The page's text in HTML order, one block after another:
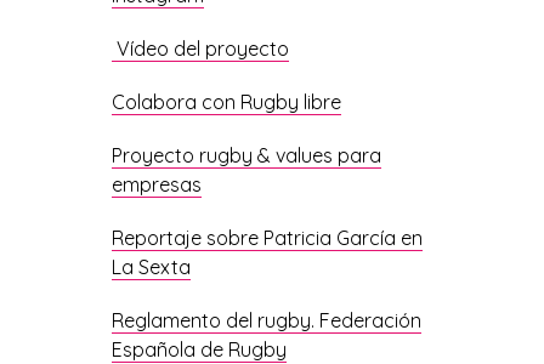
Vídeo del proyecto
Colabora con Rugby libre
Proyecto rugby & values para
empresas
Reportaje sobre Patricia García en
La Sexta
Reglamento del rugby. Federación
Española de Rugby